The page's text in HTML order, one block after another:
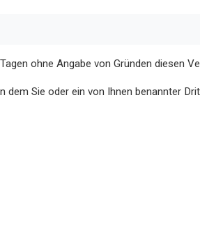
ohne Angabe von Gründen diesen
dem Sie oder ein von Ihnen benannter